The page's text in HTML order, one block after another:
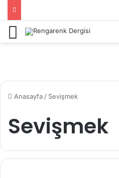
Menü
Anasayfa / Sevişmek
Sevişmek